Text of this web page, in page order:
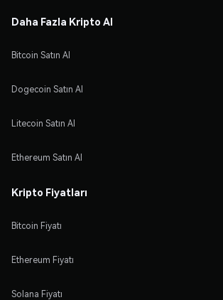
Daha Fazla Kripto Al
Bitcoin Satın Al
Dogecoin Satın Al
Litecoin Satın Al
Ethereum Satın Al
Kripto Fiyatları
Bitcoin Fiyatı
Ethereum Fiyatı
Solana Fiyatı